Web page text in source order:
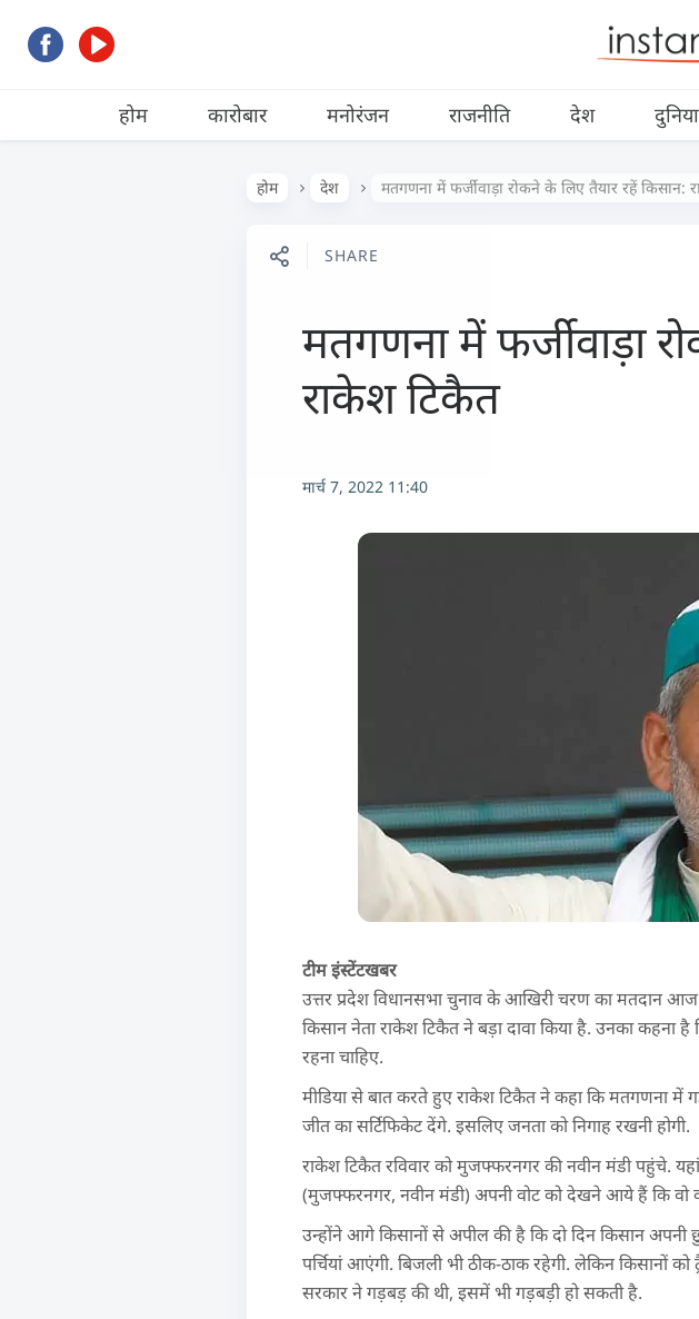
होम कारोबार मनोरंजन राजनीति देश दुनिया
होम देश मतगणना में फर्जीवाड़ा रोकने के लिए तैयार रहें किसान:
SHARE
मतगणना में फर्जीवाड़ा
राकेश टिकैत
मार्च 7, 2022 11:40
टीम इंस्टेंटखबर
उत्तर प्रदेश विधानसभा चुनाव के आखिरी चरण का मतदान आज
किसान नेता राकेश टिकैत ने बड़ा दावा किया है. उनका कहना
रहना चाहिए.
मीडिया से बात करते हुए राकेश टिकैत ने कहा कि मतगणना में
जीत का सर्टिफिकेट देंगे. इसलिए जनता को निगाह रखनी होगी.
राकेश टिकैत रविवार को मुजफ्फरनगर की नवीन मंडी पहुंचे.
(मुजफ्फरनगर, नवीन मंडी) अपनी वोट को देखने आये हैं कि
उन्होंने आगे किसानों से अपील की है कि दो दिन किसान अपनी
पर्चियां आएंगी. बिजली भी ठीक-ठाक रहेगी. लेकिन किसानों
सरकार ने गड़बड़ की थी, इसमें भी गड़बड़ी हो सकती है.